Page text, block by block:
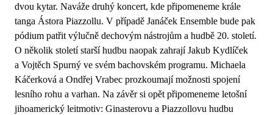
dvou kytar. Naváže druhý koncert, kde připomeneme krále
tanga Ástora Piazzollu. V případě Janáček Ensemble bude pak
pódium patřit výlučně dechovým nástrojům a hudbě 20. století.
O několik století starší hudbu naopak zahrají Jakub Kydlíček
a Vojtěch Spurný ve svém bachovském programu. Michaela
Káčerková a Ondřej Vrabec prozkoumají možnosti spojení
lesního rohu a varhan. Na závěr si opět připomeneme letošní
jihoamerický leitmotiv: Ginasterovu a Piazzollovu hudbu